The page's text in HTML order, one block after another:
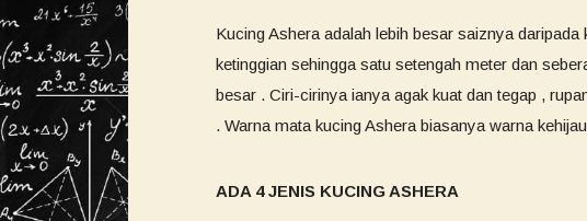
Kucing Ashera adalah lebih besar saiznya
ketinggian sehingga satu setengah meter dan
besar . Ciri-cirinya ianya agak kuat dan tegap ,
. Warna mata kucing Ashera biasanya warna
ADA 4 JENIS KUCING ASHERA